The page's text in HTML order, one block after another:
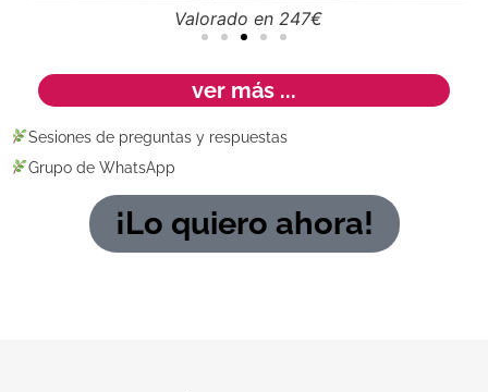
Valorado en 247€
ver más ...
Sesiones de preguntas y respuestas
Grupo de WhatsApp
¡Lo quiero ahora!